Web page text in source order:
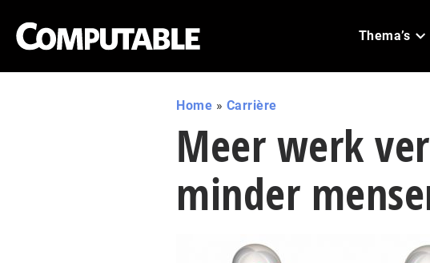
Thema’s
Home » Carrière
Meer werk
minder